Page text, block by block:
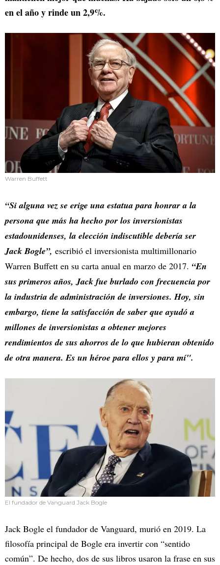
en el año y rinde un 2,9%.
Warren Buffett
“Si alguna vez se erige una estatua para honrar a la
persona que más ha hecho por los inversionistas
estadounidenses, la elección indiscutible debería ser
Jack Bogle”, escribió el inversionista multimillonario
Warren Buffett en su carta anual en marzo de 2017. “En
sus primeros años, Jack fue burlado con frecuencia por
la industria de administración de inversiones. Hoy, sin
embargo, tiene la satisfacción de saber que ayudó a
millones de inversionistas a obtener mejores
rendimientos de sus ahorros de lo que hubieran obtenido
de otra manera. Es un héroe para ellos y para mí".
El fundador de Vanguard Jack Bogle
Jack Bogle el fundador de Vanguard, murió en 2019. La
filosofía principal de Bogle era invertir con “sentido
común”. De hecho, dos de sus libros usaron la frase en sus